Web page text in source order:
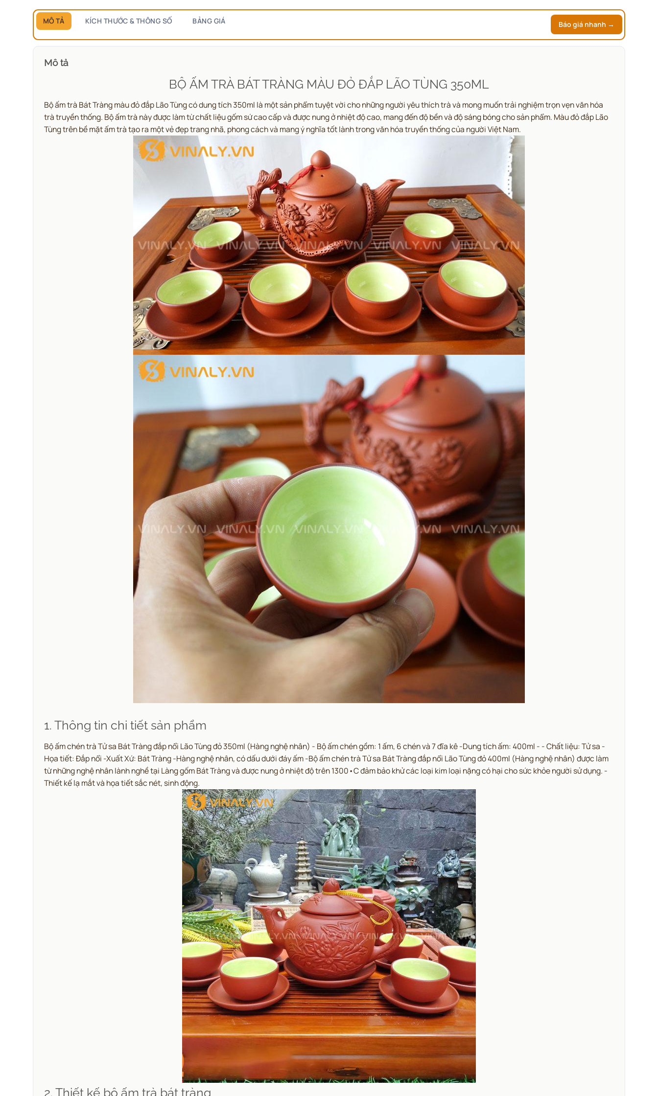
MÔ TẢ KÍCH THƯỚC & THÔNG SỐ BẢNG GIÁ Báo giá nhanh →
Mô tả
BỘ ẤM TRÀ BÁT TRÀNG MÀU ĐỎ ĐẮP LÃO TÙNG 350ML
Bộ ấm trà Bát Tràng màu đỏ đắp Lão Tùng có dung tích 350ml là một sản phẩm tuyệt vời cho những người yêu thích trà và mong muốn trải nghiệm trọn vẹn văn hóa
trà truyền thống. Bộ ấm trà này được làm từ chất liệu gốm sứ cao cấp và được nung ở nhiệt độ cao, mang đến độ bền và độ sáng bóng cho sản phẩm. Màu đỏ đắp Lão
Tùng trên bề mặt ấm trà tạo ra một vẻ đẹp trang nhã, phong cách và mang ý nghĩa tốt lành trong văn hóa truyền thống của người Việt Nam.
1. Thông tin chi tiết sản phẩm
Bộ ấm chén trà Tử sa Bát Tràng đắp nổi Lão Tùng đỏ 350ml (Hàng nghệ nhân) - Bộ ấm chén gồm: 1 ấm, 6 chén và 7 đĩa kê -Dung tích ấm: 400ml - - Chất liệu: Tử sa -
Họa tiết: Đắp nổi -Xuất Xứ: Bát Tràng -Hàng nghệ nhân, có dấu dưới đáy ấm -Bộ ấm chén trà Tử sa Bát Tràng đắp nổi Lão Tùng đỏ 400ml (Hàng nghệ nhân) được làm
từ những nghệ nhân lành nghề tại Làng gốm Bát Tràng và được nung ở nhiệt độ trên 1300•C đảm bảo khử các loại kim loại nặng có hại cho sức khỏe người sử dụng. -
Thiết kế lạ mắt và họa tiết sắc nét, sinh động.
2. Thiết kế bộ ấm trà bát tràng